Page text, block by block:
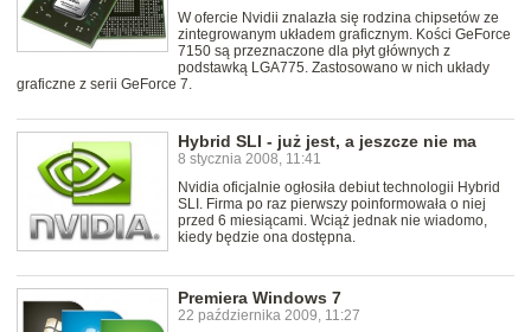
W ofercie Nvidii znalazła się rodzina chipsetów ze
zintegrowanym układem graficznym. Kości GeForce
7150 są przeznaczone dla płyt głównych z
podstawką LGA775. Zastosowano w nich układy
graficzne z serii GeForce 7.
Hybrid SLI - już jest, a jeszcze nie ma
8 stycznia 2008, 11:41
Nvidia oficjalnie ogłosiła debiut technologii Hybrid
SLI. Firma po raz pierwszy poinformowała o niej
przed 6 miesiącami. Wciąż jednak nie wiadomo,
kiedy będzie ona dostępna.
Premiera Windows 7
22 października 2009, 11:27